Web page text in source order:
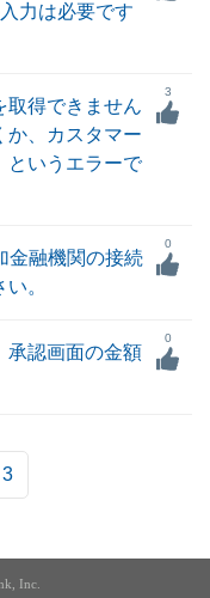
力は必要です
取得できません
か、カスタマー
というエラーで
3
金融機関の接続
。
0
承認画面の金額
0
3
Inc.